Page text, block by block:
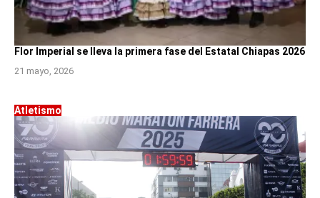
Flor Imperial se lleva la primera fase del Estatal Chiapas 2026
21 mayo, 2026
Atletismo